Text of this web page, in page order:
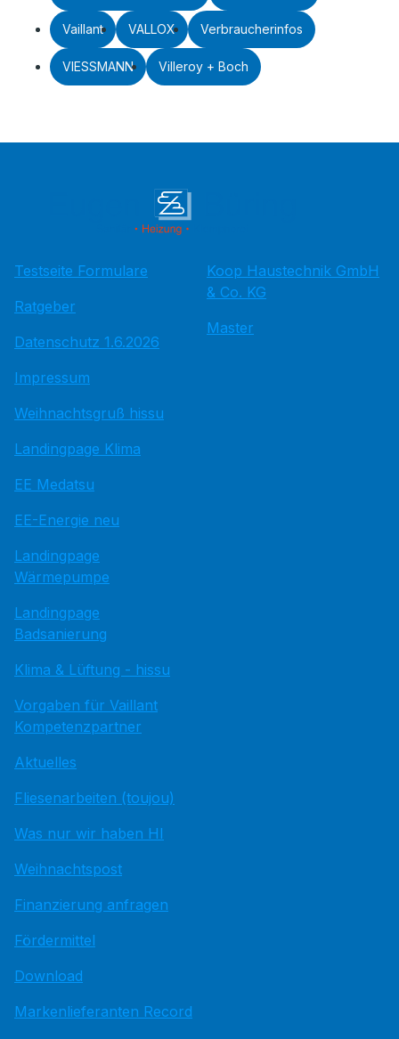
Vaillant VALLOX Verbraucherinfos
VIESSMANN Villeroy + Boch
Testseite Formulare
Ratgeber
Datenschutz 1.6.2026
Impressum
Weihnachtsgruß hissu
Landingpage Klima
EE Medatsu
EE-Energie neu
Landingpage
Wärmepumpe
Landingpage
Badsanierung
Klima & Lüftung - hissu
Vorgaben für Vaillant
Kompetenzpartner
Aktuelles
Fliesenarbeiten (toujou)
Was nur wir haben HI
Weihnachtspost
Finanzierung anfragen
Fördermittel
Download
Markenlieferanten Record
Koop Haustechnik GmbH
& Co. KG
Master